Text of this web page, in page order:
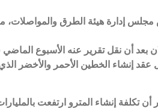
إدارة هيئة الطرق والمواصلات،
بعد أن نقل تقرير عنه الأسبوع
أن تكلفة إنشاء المترو ارتفعت